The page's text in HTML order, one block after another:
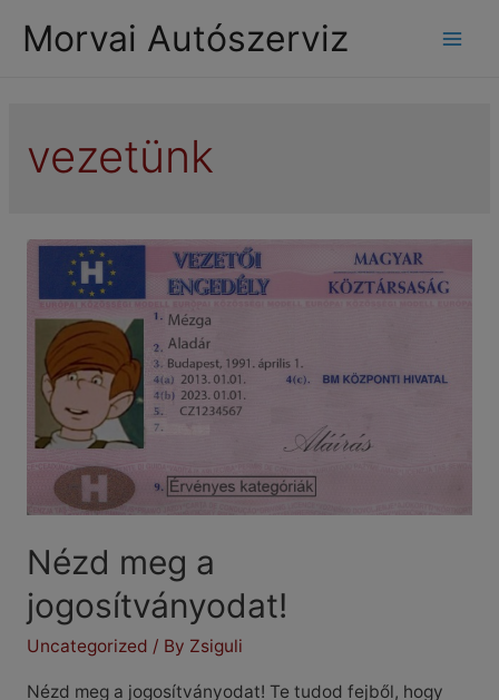
Morvai Autószerviz
vezetünk
Nézd meg a
jogosítványodat!
Uncategorized / By Zsiguli
Nézd meg a jogosítványodat! Te tudod fejből, hogy